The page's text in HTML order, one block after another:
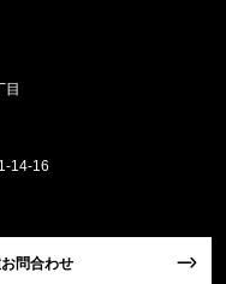
14-16
問合わせ